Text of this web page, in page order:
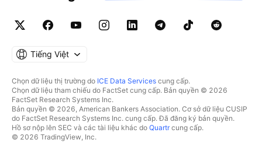
Tiếng Việt
Chọn dữ liệu thị trường do ICE Data Services cung cấp.
Chọn dữ liệu tham chiếu do FactSet cung cấp. Bản quyền © 2026
FactSet Research Systems Inc.
Bản quyền © 2026, American Bankers Association. Cơ sở dữ liệu CUSIP
do FactSet Research Systems Inc. cung cấp. Đã đăng ký bản quyền.
Hồ sơ nộp lên SEC và các tài liệu khác do Quartrcung cấp.
© 2026 TradingView, Inc.